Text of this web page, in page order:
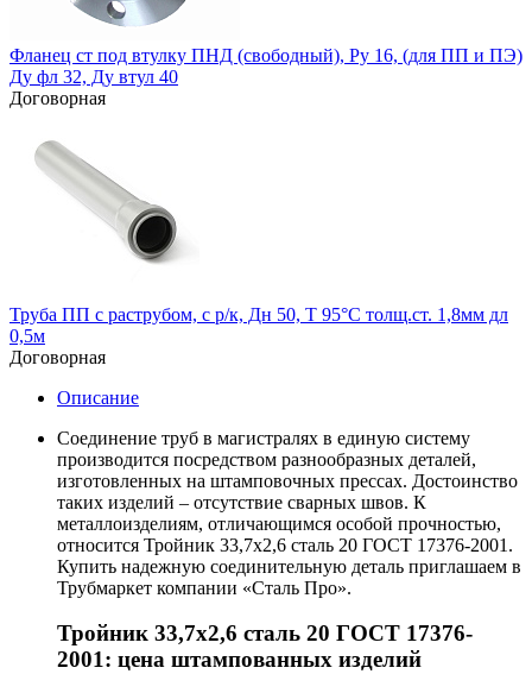
Фланец ст под втулку ПНД (свободный), Ру 16, (для ПП и ПЭ)
Ду фл 32, Ду втул 40
Договорная
Труба ПП с раструбом, с р/к, Дн 50, Т 95°С толщ.ст. 1,8мм дл
0,5м
Договорная
Описание
Соединение труб в магистралях в единую систему
производится посредством разнообразных деталей,
изготовленных на штамповочных прессах. Достоинство
таких изделий – отсутствие сварных швов. К
металлоизделиям, отличающимся особой прочностью,
относится Тройник 33,7х2,6 сталь 20 ГОСТ 17376-2001.
Купить надежную соединительную деталь приглашаем в
Трубмаркет компании «Сталь Про».
Тройник 33,7х2,6 сталь 20 ГОСТ 17376-
2001: цена штампованных изделий